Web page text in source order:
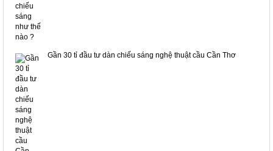
Gần 30 tỉ đầu tư dàn chiếu sáng nghệ thuật cầu Cần Thơ